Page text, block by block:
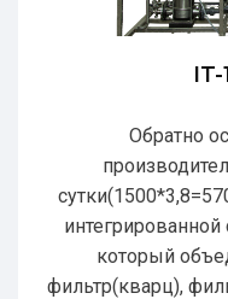
Обратно
который
фильтр(кварц),